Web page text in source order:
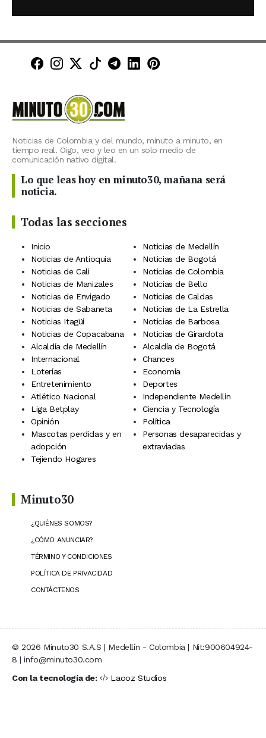
Minuto30 en Facebook
Minuto30 en Instagram
Minuto30 en X (Twitter)
Minuto30 en TikTok
Canal de Minuto30 en
Minuto30 en LinkedIn
Minuto30 en
Noticias de Colombia y del mundo, minuto a minuto, en
tiempo real. Oigo, veo y leo en un solo medio de
comunicación nativo digital.
Lo que leas hoy en minuto30, mañana será
noticia.
Todas las secciones
Inicio
Noticias de Medellín
Noticias de Antioquia
Noticias de Bogotá
Noticias de Cali
Noticias de Colombia
Noticias de Manizales
Noticias de Bello
Noticias de Envigado
Noticias de Caldas
Noticias de Sabaneta
Noticias de La Estrella
Noticias Itagüí
Noticias de Barbosa
Noticias de Copacabana
Noticias de Girardota
Alcaldía de Medellín
Alcaldía de Bogotá
Internacional
Chances
Loterías
Economía
Entretenimiento
Deportes
Atlético Nacional
Independiente Medellín
Liga Betplay
Ciencia y Tecnología
Opinión
Política
Mascotas perdidas y en
adopción
Personas desaparecidas y
extraviadas
Tejiendo Hogares
Minuto30
¿QUIÉNES SOMOS?
¿CÓMO ANUNCIAR?
TÉRMINO Y CONDICIONES
POLÍTICA DE PRIVACIDAD
CONTÁCTENOS
© 2026 Minuto30 S.A.S | Medellín - Colombia | Nit:900604924-
8 | info@minuto30.com
Con la tecnología de:
Laooz Studios